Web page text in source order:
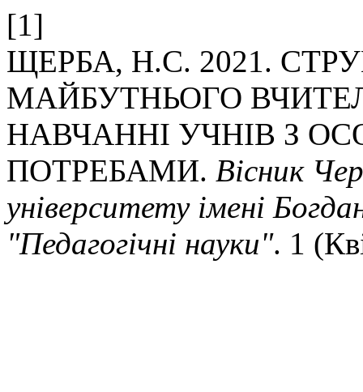
[1]
ЩЕРБА, Н.С. 2021.
МАЙБУТНЬОГО
НАВЧАННІ УЧНІВ З
ПОТРЕБАМИ. Вісник
університету імені
"Педагогічні науки". 1